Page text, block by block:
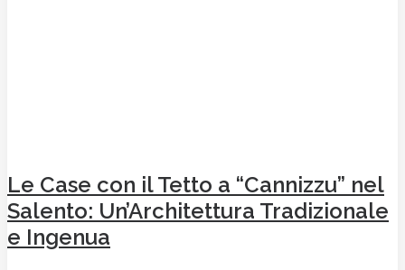
Le Case con il Tetto a “Cannizzu” nel
Salento: Un’Architettura Tradizionale
e Ingenua